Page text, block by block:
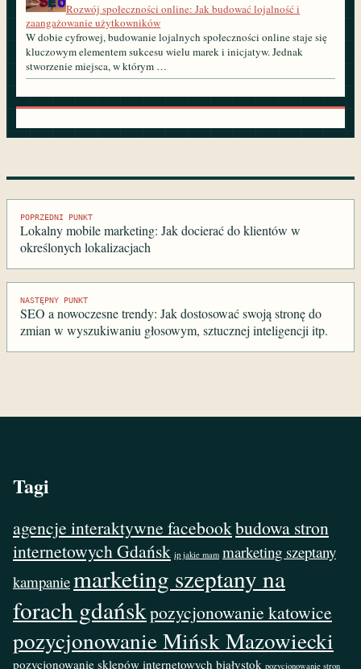
Rozwój społeczności online: Jak budować lojalność i
zaangażowanie użytkowników
W dobie cyfrowej, budowanie lojalnych społeczności online staje się
kluczowym elementem sukcesu wielu marek i inicjatyw. Jednak
stworzenie miejsca, w którym …
Nawigacja
wpisu
POPRZEDNI PUNKT
Lokalny mobile marketing: Jak docierać do klientów w
określonych lokalizacjach
NASTĘPNY PUNKT
SEO a nowoczesne trendy: Jak dostosować swoją stronę do
zmian w wyszukiwaniu głosowym, sztucznej inteligencji itp.
Tagi
agencje interaktywne facebookbudowa stron
internetowych Gdańsk ip jakie mam marketing szeptany
kampaniemarketing szeptany na
forach gdańskpozycjonowanie katowice
pozycjonowanie Mińsk Mazowiecki
pozycjonowanie sklepów internetowych białystok pozycjonowanie stron